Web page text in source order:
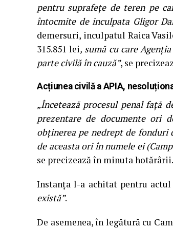
pentru suprafeţe de teren pe
întocmite de inculpata Gligor
demersuri, inculpatul Raica
315.851 lei, sumă cu care
parte civilă în cauză”, se
Acțiunea civilă a APIA,
„Încetează procesul penal față
prezentare de documente ori
obținerea pe nedrept de fonduri
de aceasta ori în numele ei
se precizează în minuta hotărârii.
Instanța l-a achitat pentru
există”.
De asemenea, în legătură cu